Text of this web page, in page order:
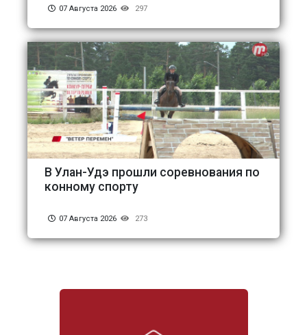
07 Августа 2026 297
В Улан-Удэ прошли соревнования по
конному спорту
07 Августа 2026 273